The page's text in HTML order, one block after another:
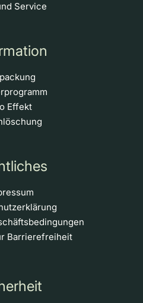
Service
Effekt
Barrierefreiheit